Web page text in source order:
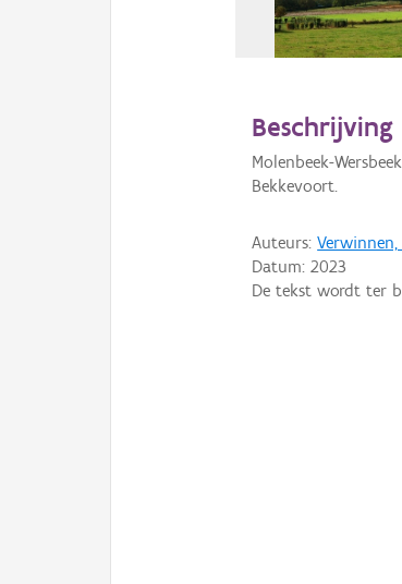
Beschrijving
Molenbeek-
Bekkevoort.
Auteurs:
Datum:2023
De tekst wordt ter